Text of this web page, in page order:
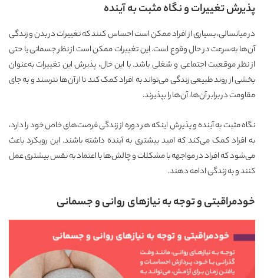
پذیرش تغییرات و نگاه مثبت به آینده
در میانسالی، بسیاری از افراد ممکن است احساس کنند که تغییرات در بدن و زندگی
آن‌ها به‌سرعت در حال وقوع است. این تغییرات ممکن است از نظر جسمانی یا حتی
از نظر موقعیت اجتماعی و شغلی باشد. با این حال، پذیرش این تغییرات به‌عنوان
بخشی از روند طبیعی زندگی می‌تواند به افراد کمک کند تا از آن‌ها نترسند و به جای
مقاومت در برابر آن‌ها، آن‌ها را بپذیرند.
نگاه مثبت به آینده و پذیرش اینکه هر دوره از زندگی فرصت‌های خاص خود را دارد،
به افراد کمک می‌کند که امید بیشتری به آینده داشته باشند. این رویکرد باعث
می‌شود که افراد در مواجهه با مشکلات و چالش‌ها با اعتماد به نفس بیشتری عمل
کنند و به زندگی ادامه دهند.
خودمراقبتی و توجه به نیازهای روانی و جسمانی